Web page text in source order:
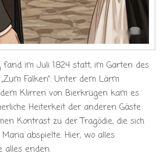
im Juli 1824 statt, im Garten des
Falken“. Unter dem Lärm
Klirren von Bierkrügen kam es
Heiterkeit der anderen Gäste
Kontrast zu der Tragödie, die sich
abspielte. Hier, wo alles
alles enden.